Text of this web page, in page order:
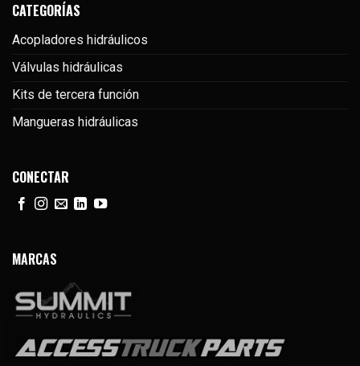
CATEGORÍAS
Acopladores hidráulicos
Válvulas hidráulicas
Kits de tercera función
Mangueras hidráulicas
CONECTAR
MARCAS